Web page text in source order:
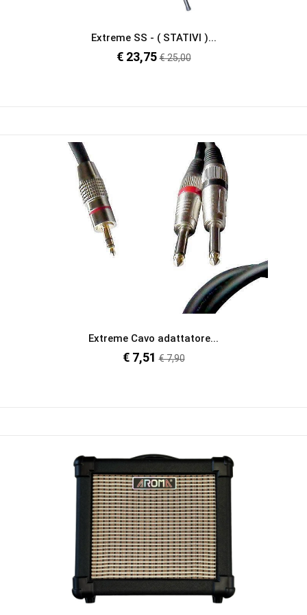
Extreme SS - ( STATIVI )...
€ 23,75Prezzo
€ 25,00
Extreme Cavo adattatore...
€ 7,51Prezzo
€ 7,90